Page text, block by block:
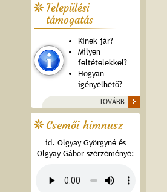
Települési
támogatás
Kinek jár?
Milyen
feltételekkel?
Hogyan
igényelhető?
TOVÁBB
Csemői himnusz
id. Olgyay Györgyné és
Olgyay Gábor szerzeménye: